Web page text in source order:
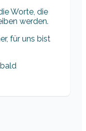
Worte, die
werden.
für uns bist